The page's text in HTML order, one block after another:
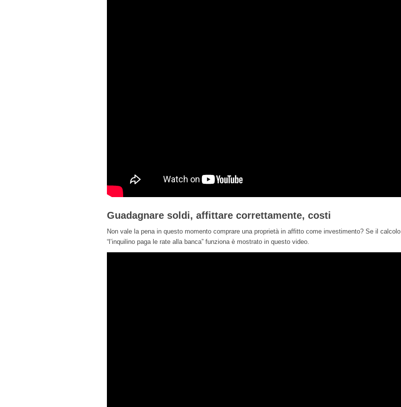
Guadagnare soldi, affittare correttamente, costi
Non vale la pena in questo momento comprare una proprietà in affitto come investimento? Se il calcolo
“l’inquilino paga le rate alla banca” funziona è mostrato in questo video.